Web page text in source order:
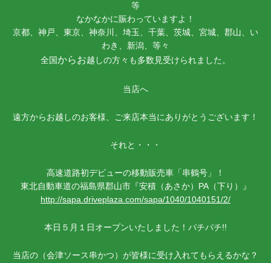
等
なかなかに賑わっていますよ！
京都、神戸、東京、神奈川、埼玉、千葉、茨城、宮城、郡山、い
わき、新潟、等々
全国からお越しの方々も多数見受けられました。
当店へ
遠方からお越しのお客様、ご来店本当にありがとうございます！
それと・・・
高速道路初デビューの移動販売車「串鶴号」！
東北自動車道の福島県郡山市『安積（あさか）PA（下り）』
http://sapa.driveplaza.com/sapa/1040/1040151/2/
本日５月１日オープンいたしました！パチパチ!!
当店の（会津ソース串かつ）が皆様に受け入れてもらえるかな？